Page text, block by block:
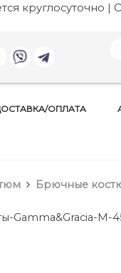
круглосуточно |
ОПЛАТА
Брючные